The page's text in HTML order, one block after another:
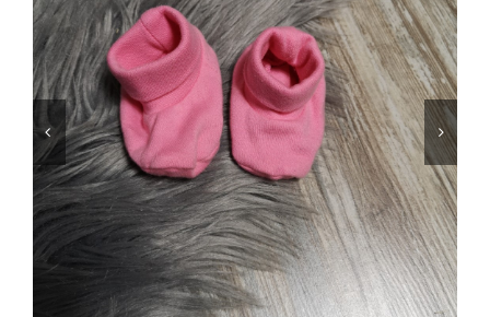
Jungen
Mädchen
Accesoires
Schuhe / Socken
Spielzeug